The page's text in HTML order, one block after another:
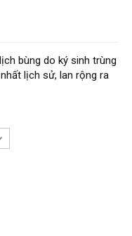
bùng do ký sinh trùng
lịch sử, lan rộng ra